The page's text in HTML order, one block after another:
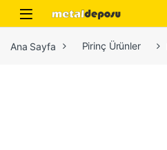
Skip to navigation
Skip to content
Ana Sayfa Pirinç Ürünler